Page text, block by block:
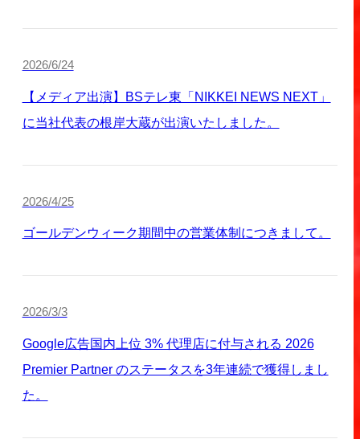
2026/6/24
【メディア出演】BSテレ東「NIKKEI NEWS NEXT」
に当社代表の根岸大蔵が出演いたしました。
2026/4/25
ゴールデンウィーク期間中の営業体制につきまして。
2026/3/3
Google広告国内上位 3% 代理店に付与される 2026
Premier Partner のステータスを3年連続で獲得しまし
た。